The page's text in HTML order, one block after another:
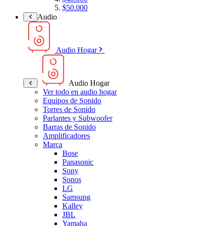
$50.000
Audio
Audio Hogar
Audio Hogar
Ver todo en audio hogar
Equipos de Sonido
Torres de Sonido
Parlantes y Subwoofer
Barras de Sonido
Amplificadores
Marca
Bose
Panasonic
Sony
Sonos
LG
Samsung
Kalley
JBL
Yamaha